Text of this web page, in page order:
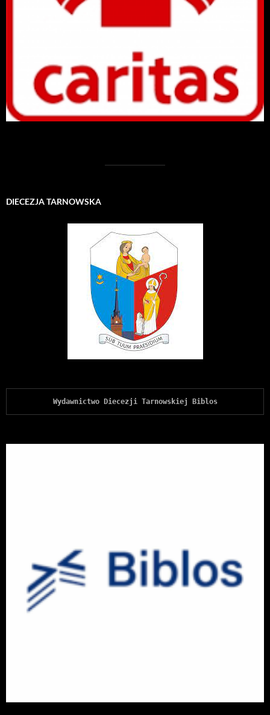
DIECEZJA TARNOWSKA
Wydawnictwo Diecezji Tarnowskiej Biblos